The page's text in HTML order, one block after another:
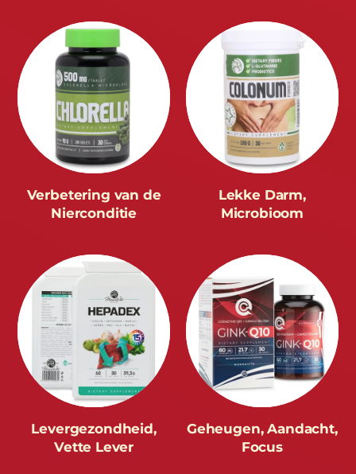
Verbetering van de
Nierconditie
Lekke Darm,
Microbioom
Levergezondheid,
Vette Lever
Geheugen, Aandacht,
Focus